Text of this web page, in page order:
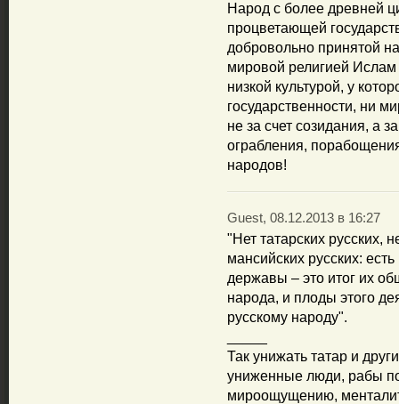
Народ с более древней
процветающей
добровольно принятой
мировой религией
низкой культурой, у
государственности, ни
не за счет созидания, а
ограбления,
народов!
Guest, 08.12.2013 в 16:27
"Нет татарских русских,
мансийских русских:
державы – это итог их
народа, и плоды этого
русскому народу".
Так унижать татар и
униженные люди, рабы
мироощущению,